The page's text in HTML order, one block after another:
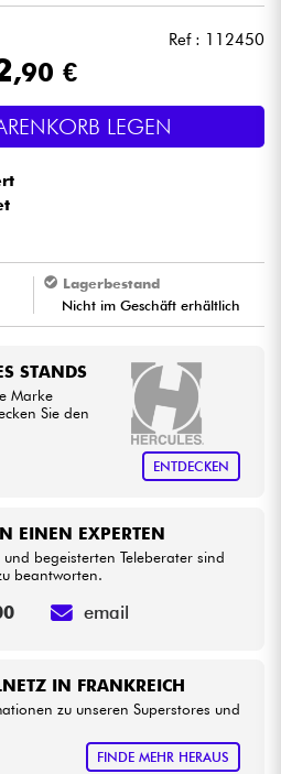
unsere Marken an
Ref : 112450
,90 €
LEGEN
Lagerbestand
Nicht im Geschäft erhältlich
STANDS
Marke
Sie den
ENTDECKEN
IN FRANKREICH
zu unseren Superstores und
FINDE MEHR HERAUS
EINEN EXPERTEN
begeisterten Teleberater sind
beantworten.
email